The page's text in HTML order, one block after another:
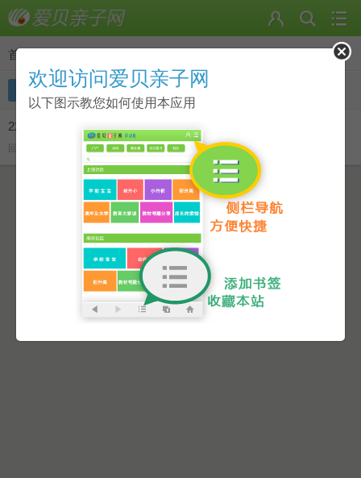
首页
主题 回复
220个高频词可以点读的书
回 6 看 13457
欢迎访问爱贝亲子网
以下图示教您如何使用本应用